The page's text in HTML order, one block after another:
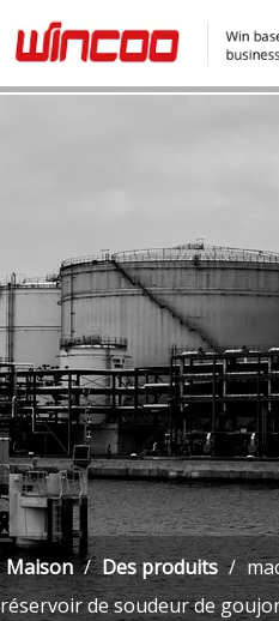
Maison / Des produits /
réservoir de soudeur de